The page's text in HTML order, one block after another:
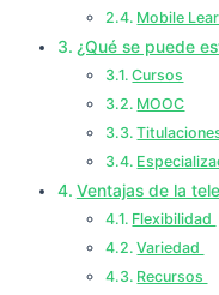
Mobile
¿Qué se puede
Cursos
MOOC
Ventajas de la
Flexibilidad
Variedad
Recursos